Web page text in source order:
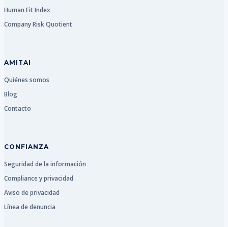
Human Fit Index
Company Risk Quotient
AMITAI
Quiénes somos
Blog
Contacto
CONFIANZA
Seguridad de la información
Compliance y privacidad
Aviso de privacidad
Línea de denuncia